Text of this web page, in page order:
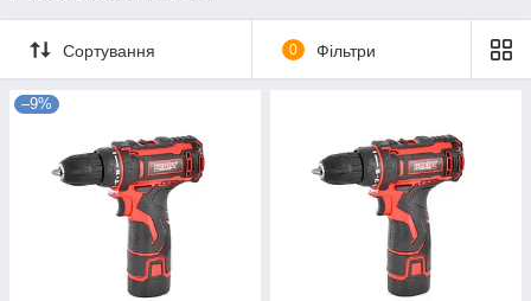
Сортування 0 Фільтри
–9%